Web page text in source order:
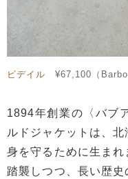
ビデイル ¥67,100（
1894年創業の〈バブ
ルドジャケットは、
身を守るために生ま
踏襲しつつ、長い歴